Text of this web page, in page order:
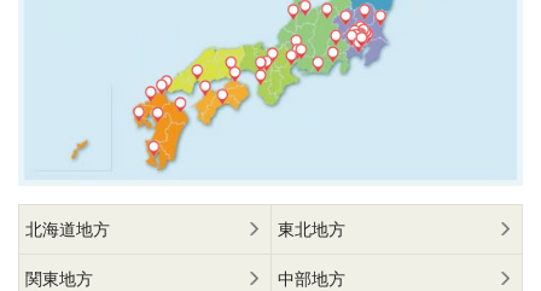
北海道地方 東北地方
関東地方 中部地方